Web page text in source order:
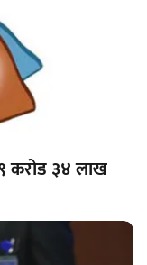
करोड ३४ लाख